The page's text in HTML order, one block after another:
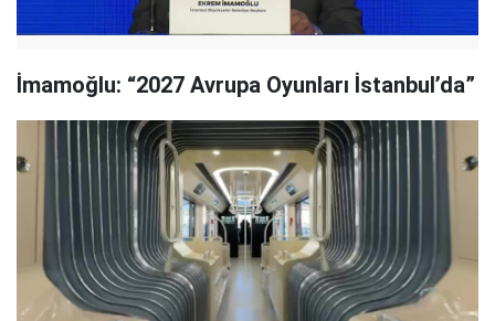
İmamoğlu: “2027 Avrupa Oyunları İstanbul’da”